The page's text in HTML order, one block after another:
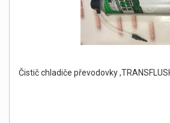
Čistič chladiče převodovky